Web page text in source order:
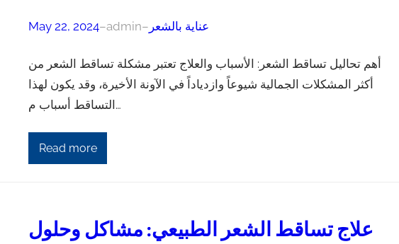
May 22, 2024–admin– عناية بالشعر
أهم تحاليل تساقط الشعر: الأسباب والعلاج تعتبر مشكلة تساقط الشعر من
أكثر المشكلات الجمالية شيوعاً وازدياداً في الآونة الأخيرة، وقد يكون لهذا
التساقط أسباب م…
Read more
علاج تساقط الشعر الطبيعي: مشاكل وحلول